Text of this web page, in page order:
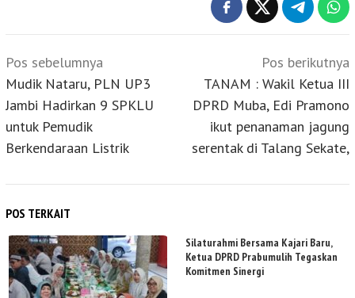
Navigasi
pos
Pos sebelumnya
Mudik Nataru, PLN UP3
Jambi Hadirkan 9 SPKLU
untuk Pemudik
Berkendaraan Listrik
Pos berikutnya
TANAM : Wakil Ketua III
DPRD Muba, Edi Pramono
ikut penanaman jagung
serentak di Talang Sekate,
POS TERKAIT
Silaturahmi Bersama Kajari Baru,
Ketua DPRD Prabumulih Tegaskan
Komitmen Sinergi